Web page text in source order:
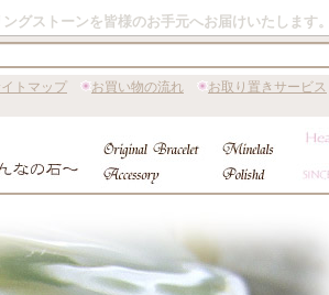
グストーンを皆様のお手元へお届けいたします。
トマップ お買い物の流れ お取り置きサービス